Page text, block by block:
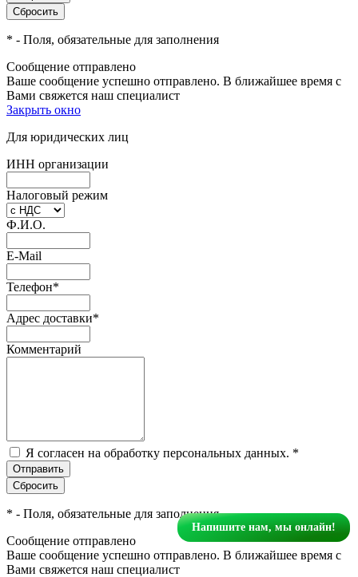
* - Поля, обязательные для заполнения
Сообщение отправлено
Ваше сообщение успешно отправлено. В ближайшее время с
Вами свяжется наш специалист
Закрыть окно
Для юридических лиц
ИНН организации
Налоговый режим
Ф.И.О.
E-Mail
Телефон*
Адрес доставки*
Комментарий
Я согласен на обработку персональных данных. *
* - Поля, обязательные для заполнения
Сообщение отправлено
Ваше сообщение успешно отправлено. В ближайшее время с
Вами свяжется наш специалист
Напишите нам, мы онлайн!